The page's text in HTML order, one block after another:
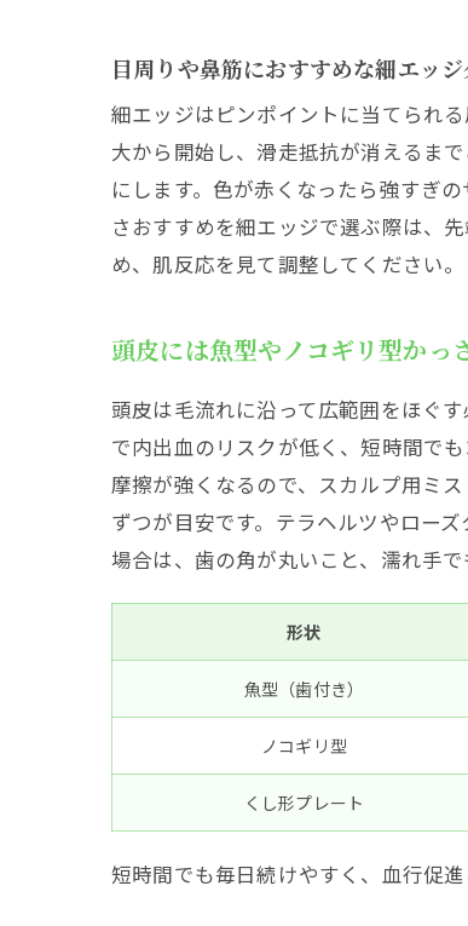
目周りや鼻筋におすすめな細エッ
細エッジはピンポイントに当てられ
大から開始し、滑走抵抗が消えるま
にします。色が赤くなったら強すぎ
さおすすめを細エッジで選ぶ際は、
め、肌反応を見て調整してください。
頭皮には魚型やノコギリ型かっ
頭皮は毛流れに沿って広範囲をほぐ
で内出血のリスクが低く、短時間で
摩擦が強くなるので、スカルプ用ミ
ずつが目安です。テラヘルツやロー
場合は、歯の角が丸いこと、濡れ手
形状
魚型（歯付き）
ノコギリ型
くし形プレート
短時間でも毎日続けやすく、血行促